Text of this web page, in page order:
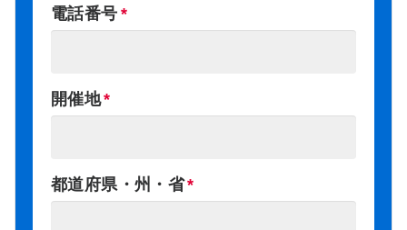
電話番号
開催地
都道府県・州・省